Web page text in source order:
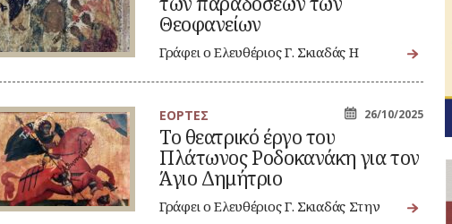
Θεοφανείων
Γράφει ο Ελευθέριος Γ. Σκιαδάς Η
ΕΟΡΤΕΣ 26/10/2025
Το θεατρικό έργο του
Πλάτωνος Ροδοκανάκη για τον
Άγιο Δημήτριο
Γράφει ο Ελευθέριος Γ. Σκιαδάς Στην